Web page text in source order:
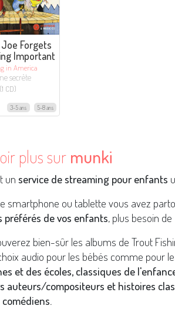
Forgets
Important
in America
secrète
CD)
3-5 ans 5-8 ans
plus sur munki
un service de streaming pour enfants
smartphone ou tablette vous avez
préférés de vos enfants, plus besoin
bien-sûr les albums de Trout
audio pour les bébés comme pour
et des écoles, classiques de
auteurs/compositeurs et histoires